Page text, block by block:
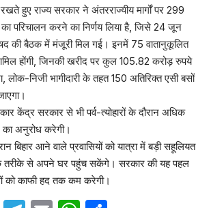
हुए राज्य सरकार ने अंतरराज्यीय मार्गों पर 299
परिचालन करने का निर्णय लिया है, जिसे 24 जून
की बैठक में मंजूरी मिल गई। इनमें 75 वातानुकूलित
होंगी, जिनकी खरीद पर कुल 105.82 करोड़ रुपये
निजी भागीदारी के तहत 150 अतिरिक्त एसी बसों
केंद्र सरकार से भी पर्व-त्योहारों के दौरान अधिक
अनुरोध करेगी।
बिहार आने वाले प्रवासियों को यात्रा में बड़ी सहूलियत
तरीके से अपने घर पहुंच सकेंगे। सरकार की यह पहल
काफी हद तक कम करेगी।